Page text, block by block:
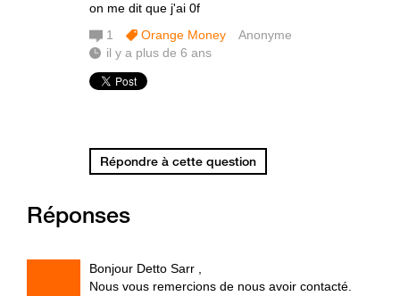
on me dit que j'ai 0f
1
Orange Money
Anonyme
il y a plus de 6 ans
Répondre à cette question
Réponses
Bonjour Detto Sarr ,
Nous vous remercions de nous avoir contacté.